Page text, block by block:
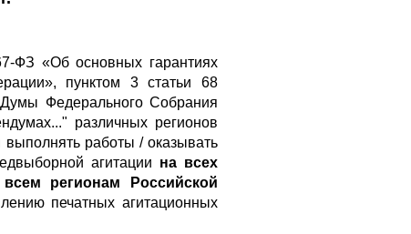
ФЗ «Об основных гарантиях
пунктом 3 статьи 68
Федерального Собрания
различных регионов
работы / оказывать
агитации на всех
регионам Российской
печатных агитационных